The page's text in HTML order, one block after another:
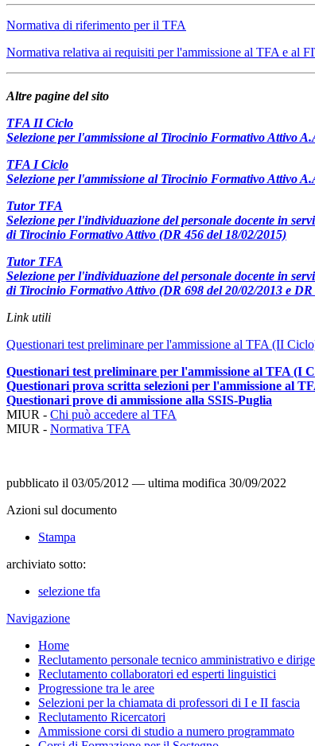
Normativa di riferimento per il TFA
Normativa relativa ai requisiti per l'ammissione al TFA e al
Altre pagine del sito
TFA II Ciclo
Selezione per l'ammissione al Tirocinio Formativo Attivo
TFA I Ciclo
Selezione per l'ammissione al Tirocinio Formativo Attivo
Tutor TFA
Selezione per l'individuazione del personale docente in
di Tirocinio Formativo Attivo (DR 456 del 18/02/2015)
Tutor TFA
Selezione per l'individuazione del personale docente in
di Tirocinio Formativo Attivo (DR 698 del 20/02/2013 e DR
Link utili
Questionari test preliminare per l'ammissione al TFA (II
Questionari test preliminare per l'ammissione al TFA (I
Questionari prova scritta selezioni per l'ammissione al
Questionari prove di ammissione alla SSIS-Puglia
MIUR - Chi può accedere al TFA
MIUR - Normativa TFA
pubblicato il 03/05/2012 — ultima modifica 30/09/2022
Azioni sul documento
Stampa
archiviato sotto:
selezione tfa
Navigazione
Home
Reclutamento personale tecnico amministrativo e
Reclutamento collaboratori ed esperti linguistici
Progressione tra le aree
Selezioni per la chiamata di professori di I e II fascia
Reclutamento Ricercatori
Ammissione corsi di studio a numero programmato